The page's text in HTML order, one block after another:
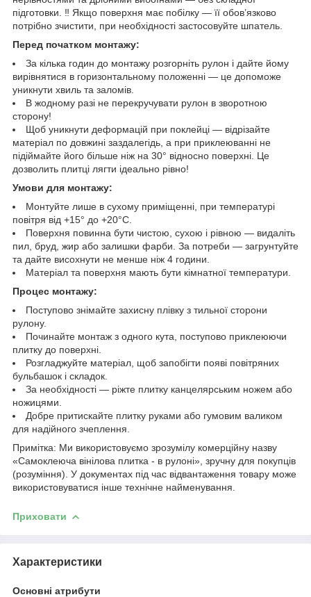
підготовки. ‼️ Якщо поверхня має побілку — її обов’язково
потрібно зчистити, при необхідності застосовуйте шпатель.
Перед початком монтажу:
За кілька годин до монтажу розгорніть рулон і дайте йому
вирівнятися в горизонтальному положенні — це допоможе
уникнути хвиль та заломів.
В жодному разі не перекручувати рулон в зворотною
сторону!
Щоб уникнути деформацій при поклейці — відрізайте
матеріал по довжині заздалегідь, а при приклеюванні не
підіймайте його більше ніж на 30° відносно поверхні. Це
дозволить плитці лягти ідеально рівно!
Умови для монтажу:
Монтуйте лише в сухому приміщенні, при температурі
повітря від +15° до +20°C.
Поверхня повинна бути чистою, сухою і рівною — видаліть
пил, бруд, жир або залишки фарби. За потреби — загрунтуйте
та дайте висохнути не менше ніж 4 години.
Матеріал та поверхня мають бути кімнатної температури.
Процес монтажу:
Поступово знімайте захисну плівку з тильної сторони
рулону.
Починайте монтаж з одного кута, поступово приклеюючи
плитку до поверхні.
Розгладжуйте матеріал, щоб запобігти появі повітряних
бульбашок і складок.
За необхідності — ріжте плитку канцелярським ножем або
ножицями.
Добре притискайте плитку руками або гумовим валиком
для надійного зчеплення.
Примітка: Ми використовуємо зрозумілу комерційну назву
«Самоклеюча вінілова плитка - в рулоні», зручну для покупців
(розуміння). У документах під час відвантаження товару може
використовуватися інше технічне найменування.
Приховати
Характеристики
Основні атрибути